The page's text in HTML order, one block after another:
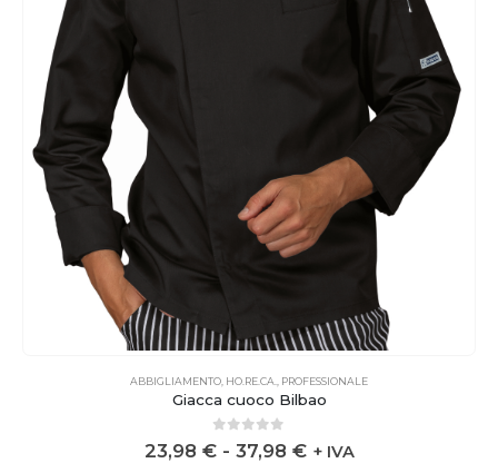
ABBIGLIAMENTO HO.RE.CA. PROFESSIONALE
Giacca cuoco Bilbao
0 out of 5
23,98 € - 37,98 € + IVA